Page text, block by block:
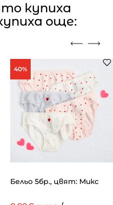
купиха
още:
40%
Бельо 5бр., цвят: Микс